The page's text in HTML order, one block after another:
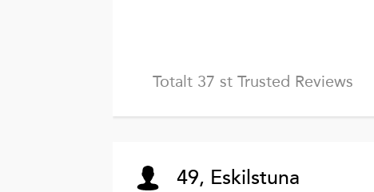
Totalt 37 st Trusted Reviews
49, Eskilstuna